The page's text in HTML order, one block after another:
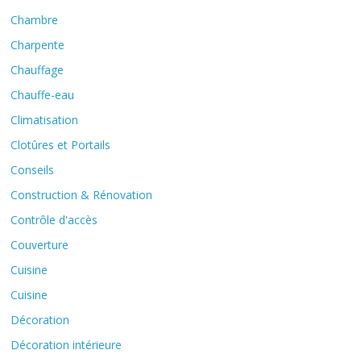
Chambre
Charpente
Chauffage
Chauffe-eau
Climatisation
Clotûres et Portails
Conseils
Construction & Rénovation
Contrôle d'accès
Couverture
Cuisine
Cuisine
Décoration
Décoration intérieure